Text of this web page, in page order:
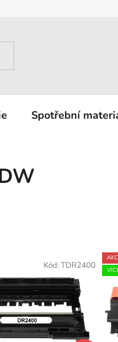
Spotřební
Kód: TDR2400